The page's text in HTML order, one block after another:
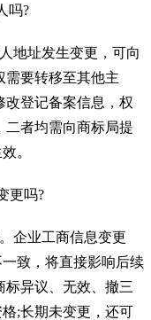
吗?
地址发生变更，可向
需要转移至其他主
改登记备案信息，权
二者均需向商标局提
。
更吗?
企业工商信息变更
致，将直接影响后续
标异议、无效、撤三
;长期未变更，还可